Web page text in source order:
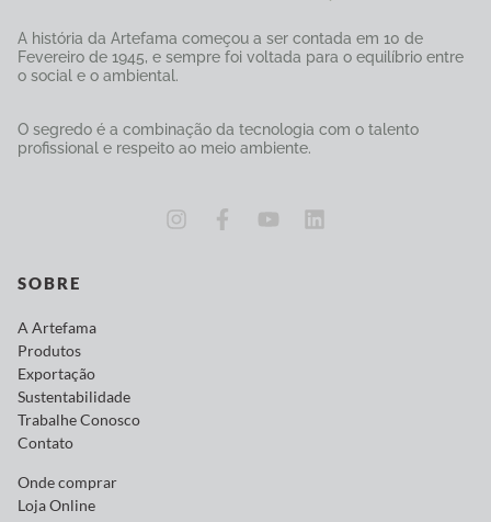
A história da Artefama começou a ser contada em 10 de
Fevereiro de 1945, e sempre foi voltada para o equilíbrio entre
o social e o ambiental.
O segredo é a combinação da tecnologia com o talento
profissional e respeito ao meio ambiente.
SOBRE
A Artefama
Produtos
Exportação
Sustentabilidade
Trabalhe Conosco
Contato
Onde comprar
Loja Online